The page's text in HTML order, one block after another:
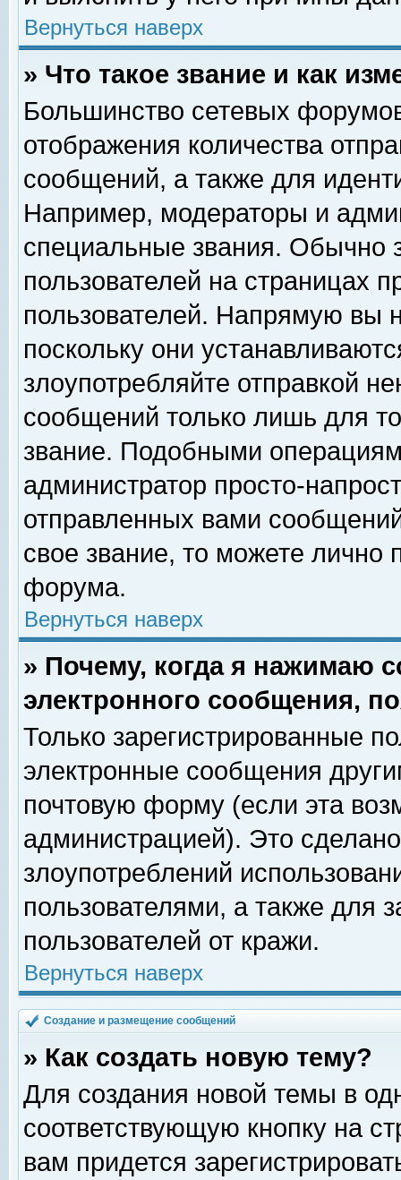
Вернуться наверх
» Что такое звание и как
Большинство сетевых
отображения количества
сообщений, а также для
Например, модераторы и
специальные звания. Обычно
пользователей на страницах
пользователей. Напрямую вы
поскольку они
злоупотребляйте отправкой
сообщений только лишь для
звание. Подобными
администратор просто-
отправленных вами
свое звание, то можете лично
форума.
Вернуться наверх
» Почему, когда я нажимаю
электронного сообщения,
Только зарегистрированные
электронные сообщения
почтовую форму (если эта
администрацией). Это
злоупотреблений
пользователями, а также для
пользователей от кражи.
Вернуться наверх
Создание и размещение сообщений
» Как создать новую тему?
Для создания новой темы в
соответствующую кнопку на
вам придется